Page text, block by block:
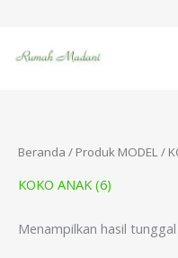
konten
Beranda / Produk MODEL /
KOKO ANAK (6)
Menampilkan hasil tunggal